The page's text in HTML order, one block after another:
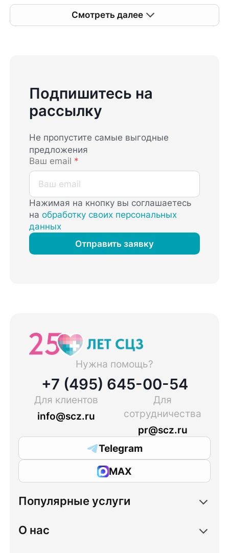
Смотреть далее
Подпишитесь на
рассылку
Не пропустите самые выгодные
предложения
Ваш email *
Нажимая на кнопку вы соглашаетесь
наобработку своих персональных
данных
Отправить заявку
Нужна помощь?
+7 (495) 645-00-54
Для клиентов
info@scz.ru
Для
сотрудничества
pr@scz.ru
Telegram
MAX
Популярные услуги
О нас